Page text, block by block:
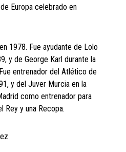
Europa celebrado en
1978. Fue ayudante de Lolo
y de George Karl durante la
entrenador del Atlético de
y del Juver Murcia en la
como entrenador para
Rey y una Recopa.